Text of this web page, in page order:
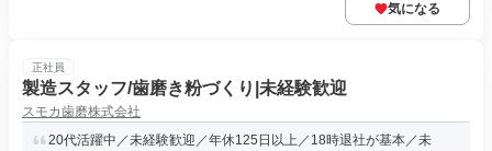
気になる
正社員
製造スタッフ/歯磨き粉づくり|未経験歓迎
スモカ歯磨株式会社
20代活躍中／未経験歓迎／年休125日以上／18時退社が基本／未